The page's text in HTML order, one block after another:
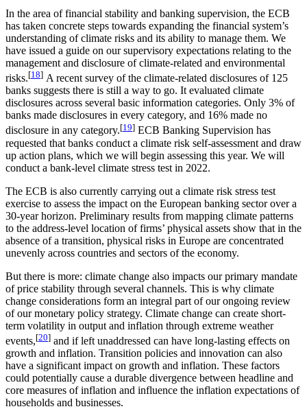
In the area of financial stability and banking supervision, the ECB
has taken concrete steps towards expanding the financial system’s
understanding of climate risks and its ability to manage them. We
have issued a guide on our supervisory expectations relating to the
management and disclosure of climate-related and environmental
risks.[18] A recent survey of the climate-related disclosures of 125
banks suggests there is still a way to go. It evaluated climate
disclosures across several basic information categories. Only 3% of
banks made disclosures in every category, and 16% made no
disclosure in any category.[19] ECB Banking Supervision has
requested that banks conduct a climate risk self-assessment and draw
up action plans, which we will begin assessing this year. We will
conduct a bank-level climate stress test in 2022.
The ECB is also currently carrying out a climate risk stress test
exercise to assess the impact on the European banking sector over a
30-year horizon. Preliminary results from mapping climate patterns
to the address-level location of firms’ physical assets show that in the
absence of a transition, physical risks in Europe are concentrated
unevenly across countries and sectors of the economy.
But there is more: climate change also impacts our primary mandate
of price stability through several channels. This is why climate
change considerations form an integral part of our ongoing review
of our monetary policy strategy. Climate change can create short-
term volatility in output and inflation through extreme weather
events,[20] and if left unaddressed can have long-lasting effects on
growth and inflation. Transition policies and innovation can also
have a significant impact on growth and inflation. These factors
could potentially cause a durable divergence between headline and
core measures of inflation and influence the inflation expectations of
households and businesses.